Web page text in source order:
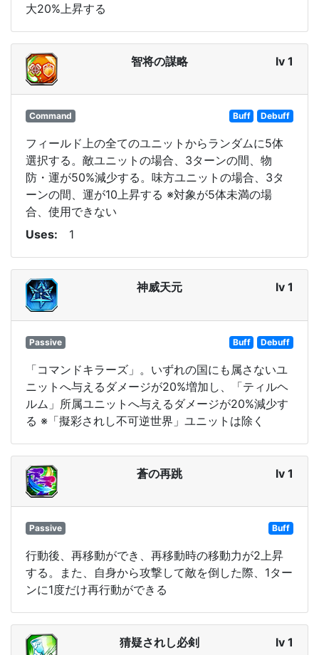
大20%上昇する
智将の謀略 lv 1
Command Buff Debuff
フィールド上の全てのユニットからランダムに5体
選択する。敵ユニットの場合、3ターンの間、物
防・運が50%減少する。味方ユニットの場合、3タ
ーンの間、運が10上昇する ※対象が5体未満の場
合、使用できない
Uses
1
神威天元 lv 1
Passive Buff Debuff
「コマンドキラーズ」。いずれの国にも属さないユ
ニットへ与えるダメージが20%増加し、「ティルヘ
ルム」所属ユニットへ与えるダメージが20%減少す
る ※「擬彩されし不可逆世界」ユニットは除く
蒼の再跳 lv 1
Passive Buff
行動後、再移動ができ、再移動時の移動力が2上昇
する。また、自身から攻撃して敵を倒した際、1ター
ンに1度だけ再行動ができる
猜疑されし必剣 lv 1